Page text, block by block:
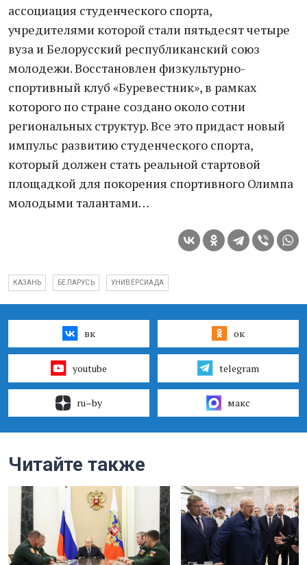
ассоциация студенческого спорта,
учредителями которой стали пятьдесят четыре
вуза и Белорусский республиканский союз
молодежи. Восстановлен физкультурно-
спортивный клуб «Буревестник», в рамках
которого по стране создано около сотни
региональных структур. Все это придаст новый
импульс развитию студенческого спорта,
который должен стать реальной стартовой
площадкой для покорения спортивного Олимпа
молодыми талантами…
КАЗАНЬ БЕЛАРУСЬ УНИВЕРСИАДА
вк ок
youtube telegram
ru–by макс
Читайте также